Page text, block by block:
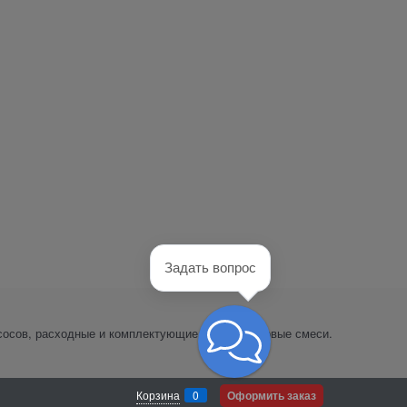
расходные и комплектующие части, пусковые смеси.
Корзина 0 Оформить заказ
Задать вопрос